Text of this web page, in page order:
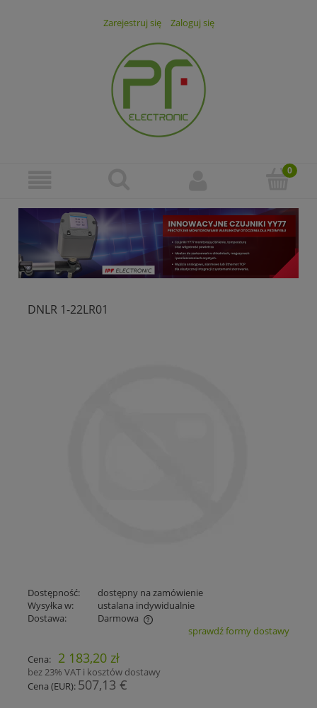
Zarejestruj się Zaloguj się
DNLR 1-22LR01
Dostępność:
dostępny na zamówienie
Wysyłka w:
ustalana indywidualnie
Dostawa:
Darmowa
Cena nie zawiera ewentualnych kosztów płatności
sprawdź formy dostawy
Cena: 2 183,20 zł
bez 23% VAT i kosztów dostawy
Cena (EUR): 507,13 €